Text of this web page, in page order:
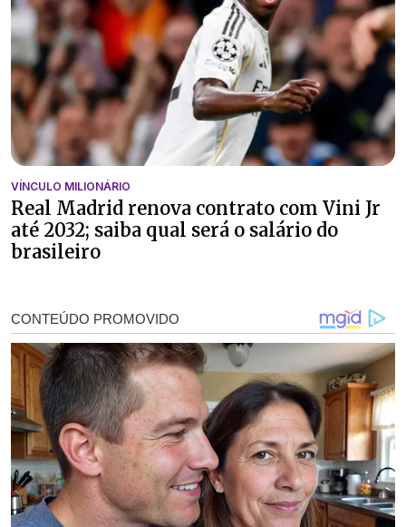
VÍNCULO MILIONÁRIO
Real Madrid renova contrato com Vini Jr
até 2032; saiba qual será o salário do
brasileiro